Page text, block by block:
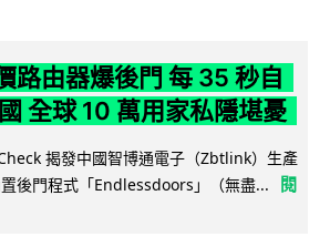
路由器爆後門 每 35 秒自
全球 10 萬用家私隱堪憂
揭發中國智博通電子（Zbtlink）生產
後門程式「Endlessdoors」（無盡...
閱